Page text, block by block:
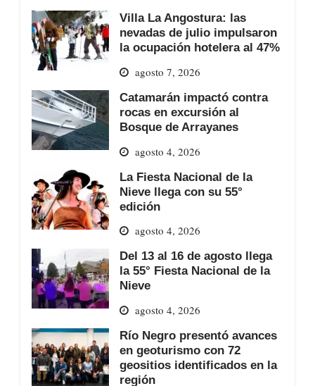
Villa La Angostura: las
nevadas de julio impulsaron
la ocupación hotelera al 47%
agosto 7, 2026
Catamarán impactó contra
rocas en excursión al
Bosque de Arrayanes
agosto 4, 2026
La Fiesta Nacional de la
Nieve llega con su 55°
edición
agosto 4, 2026
Del 13 al 16 de agosto llega
la 55° Fiesta Nacional de la
Nieve
agosto 4, 2026
Río Negro presentó avances
en geoturismo con 72
geositios identificados en la
región